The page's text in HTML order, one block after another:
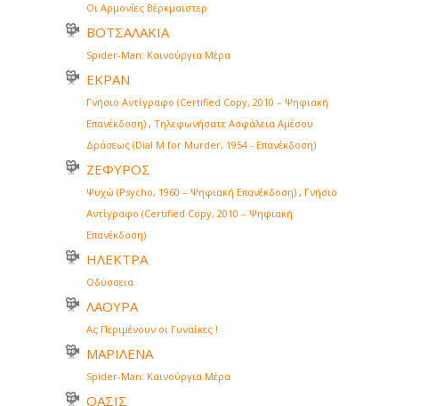
Οι Αρμονίες Βέρκμαϊστερ
ΒΟΤΣΑΛΑΚΙΑ
Spider-Man: Καινούργια Μέρα
ΕΚΡΑΝ
Γνήσιο Αντίγραφο (Certified Copy, 2010 – Ψηφιακή
Επανέκδοση) , Τηλεφωνήσατε Ασφάλεια Αμέσου
Δράσεως (Dial M for Murder, 1954 - Επανέκδοση)
ΖΕΦΥΡΟΣ
Ψυχώ (Psycho, 1960 – Ψηφιακή Επανέκδοση) , Γνήσιο
Αντίγραφο (Certified Copy, 2010 – Ψηφιακή
Επανέκδοση)
ΗΛΕΚΤΡΑ
Οδύσσεια
ΛΑΟΥΡΑ
Ας Περιμένουν οι Γυναίκες !
ΜΑΡΙΛΕΝΑ
Spider-Man: Καινούργια Μέρα
ΟΑΣΙΣ